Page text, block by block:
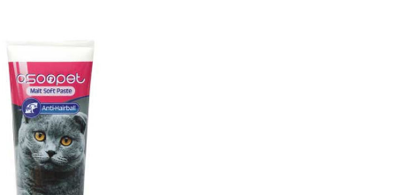
آرایشی و بهداشتی گربه